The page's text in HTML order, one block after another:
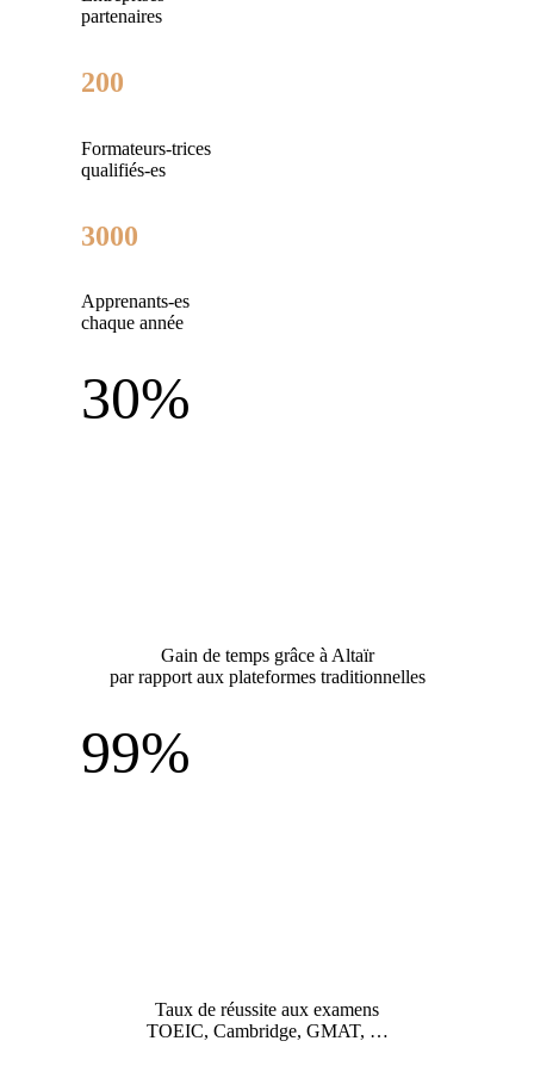
partenaires
200
Formateurs-trices
qualifiés-es
3000
Apprenants-es
chaque année
30%
Gain de temps grâce à Altaïr
par rapport aux plateformes traditionnelles
99%
Taux de réussite aux examens
TOEIC, Cambridge, GMAT, …